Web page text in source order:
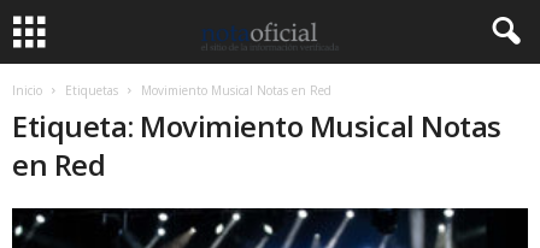
Inicio Etiquetas Movimiento Musical Notas en Red
Etiqueta: Movimiento Musical Notas
en Red